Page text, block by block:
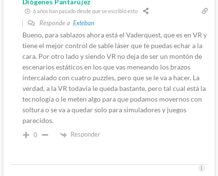
6 años han pasado desde que se escribió esto
Responde a Exteban
Bueno, para sablazos ahora está el Vaderquest, que es en VR y
tiene el mejor control de sable láser que te puedas echar a la
cara. Por otro lado y siendo VR no deja de ser un montón de
escenarios estáticos en los que vas meneando los brazos
intercalado con cuatro puzzles, pero que se le va a hacer. La
verdad, a la VR todavía le queda bastante, pero tal cual está la
tecnología o le meten algo para que podamos movernos con
soltura o se va a quedar solo para simuladores y juegos
parecidos.
0 Responder